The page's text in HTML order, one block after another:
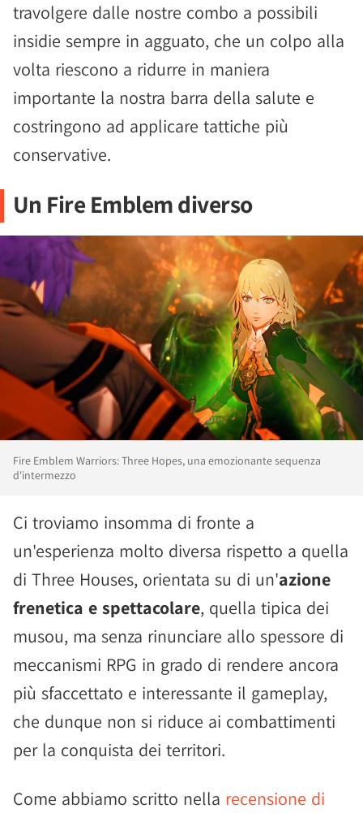
travolgere dalle nostre combo a possibili
insidie sempre in agguato, che un colpo alla
volta riescono a ridurre in maniera
importante la nostra barra della salute e
costringono ad applicare tattiche più
conservative.
Un Fire Emblem diverso
Fire Emblem Warriors: Three Hopes, una emozionante sequenza
d'intermezzo
Ci troviamo insomma di fronte a
un'esperienza molto diversa rispetto a quella
di Three Houses, orientata su di un'azione
frenetica e spettacolare, quella tipica dei
musou, ma senza rinunciare allo spessore di
meccanismi RPG in grado di rendere ancora
più sfaccettato e interessante il gameplay,
che dunque non si riduce ai combattimenti
per la conquista dei territori.
Come abbiamo scritto nella recensione di